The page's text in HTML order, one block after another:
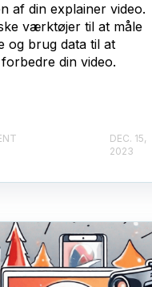
af din explainer video.
værktøjer til at måle
og brug data til at
din video.
DEC. 15,
2023